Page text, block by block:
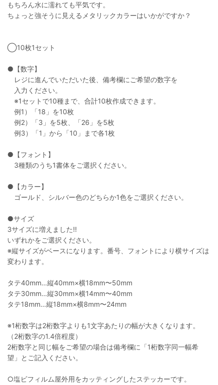
もちろん水に濡れても平気です。
ちょっと強そうに見えるメタリックカラーはいかがですか？
◯10枚1セット
●【数字】
レジに進んでいただいた後、備考欄にご希望の数字を
入力ください。
※1セットで10種まで、合計10枚作成できます。
例1）「18」を10枚
例2）「3」を5枚、「26」を5枚
例3）「1」から「10」まで各1枚
●【フォント】
3種類のうち1書体をご選択ください。
●【カラー】
ゴールド、シルバー色のどちらか1色をご選択ください。
●サイズ
3サイズに増えました!!
いずれかをご選択ください。
※縦サイズがベースになります。番号、フォントにより横サイズは
変わります。
タテ40mm…縦40mm×横18mm〜50mm
タテ30mm…縦30mm×横14mm〜40mm
タテ18mm…縦18mm×横8mm〜24mm
※1桁数字は2桁数字よりも1文字あたりの幅が大きくなります。
（2桁数字の1.4倍程度）
2桁数字と同じ幅をご希望の場合は備考欄に「1桁数字同一幅希
望」とご記入ください。
○塩ビフィルム屋外用をカッティングしたステッカーです。